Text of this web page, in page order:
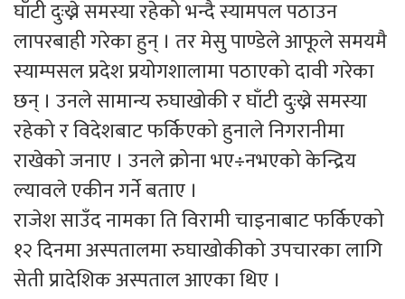
घाँटी दुःख्ने समस्या रहेको भन्दै स्यामपल पठाउन
लापरबाही गरेका हुन् । तर मेसु पाण्डेले आफूले समयमै
स्याम्पसल प्रदेश प्रयोगशालामा पठाएको दावी गरेका
छन् । उनले सामान्य रुघाखोकी र घाँटी दुःख्ने समस्या
रहेको र विदेशबाट फर्किएको हुनाले निगरानीमा
राखेको जनाए । उनले क्रोना भए÷नभएको केन्द्रिय
ल्यावले एकीन गर्ने बताए ।
राजेश साउँद नामका ति विरामी चाइनाबाट फर्किएको
१२ दिनमा अस्पतालमा रुघाखोकीको उपचारका लागि
सेती प्रादेशिक अस्पताल आएका थिए ।